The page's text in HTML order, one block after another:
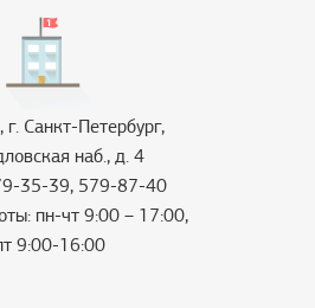
Санкт-Петербург,
наб., д. 4
35-39, 579-87-40
пн-чт 9:00 – 17:00,
9:00-16:00